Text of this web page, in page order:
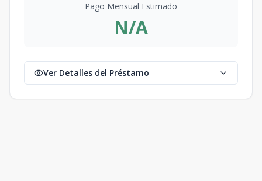
Pago Mensual Estimado
N/A
Ver Detalles del Préstamo